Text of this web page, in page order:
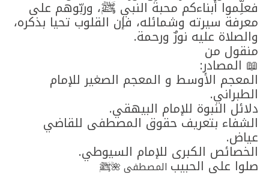
فعلِّموا أبناءكم محبةَ النبي ﷺ، وربّوهم على
معرفة سيرته وشمائله، فإن القلوب تحيا بذكره،
والصلاة عليه نورٌ ورحمة.
منقول من
📖 المصادر:
المعجم الأوسط و المعجم الصغير للإمام
الطبراني.
دلائل النبوة للإمام البيهقي.
الشفاء بتعريف حقوق المصطفى للقاضي
عياض.
الخصائص الكبرى للإمام السيوطي.
صلوا على الحبيب المصطفى 🌺ﷺ